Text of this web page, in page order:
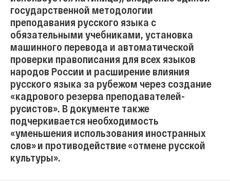
государственной методологии
преподавания русского языка с
обязательными учебниками, установка
машинного перевода и автоматической
проверки правописания для всех языков
народов России и расширение влияния
русского языка за рубежом через создание
«кадрового резерва преподавателей-
русистов». В документе также
подчеркивается необходимость
«уменьшения использования иностранных
слов» и противодействие «отмене русской
культуры».